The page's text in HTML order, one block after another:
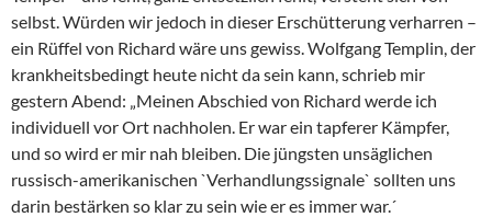
selbst. Würden wir jedoch in dieser Erschütterung verharren –
ein Rüffel von Richard wäre uns gewiss. Wolfgang Templin, der
krankheitsbedingt heute nicht da sein kann, schrieb mir
gestern Abend: „Meinen Abschied von Richard werde ich
individuell vor Ort nachholen. Er war ein tapferer Kämpfer,
und so wird er mir nah bleiben. Die jüngsten unsäglichen
russisch-amerikanischen `Verhandlungssignale` sollten uns
darin bestärken so klar zu sein wie er es immer war.´